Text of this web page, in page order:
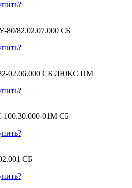
80/82.02.07.000 СБ
02.06.000 СБ ЛЮКС ПМ
100.30.000-01М СБ
СБ